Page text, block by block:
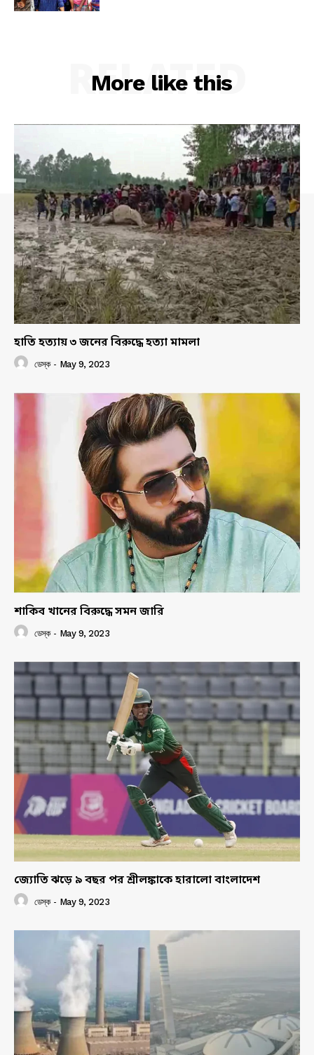
More like this
RELATED
হাতি হত্যায় ৩ জনের বিরুদ্ধে হত্যা মামলা
ডেস্ক - May 9, 2023
শাকিব খানের বিরুদ্ধে সমন জারি
ডেস্ক - May 9, 2023
জ্যোতি ঝড়ে ৯ বছর পর শ্রীলঙ্কাকে হারালো বাংলাদেশ
ডেস্ক - May 9, 2023